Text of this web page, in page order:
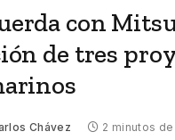
con
de tres
Chávez 2 minutos